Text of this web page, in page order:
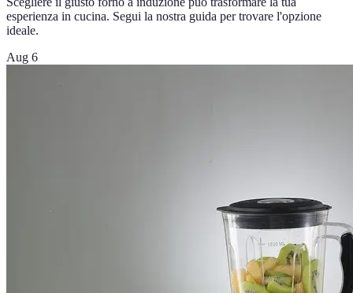
esperienza in cucina. Segui la nostra guida per trovare l'opzione
ideale.
Aug 6